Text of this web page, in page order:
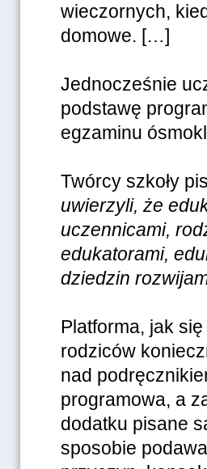
wieczornych,
domowe. […]
Jednocześnie
podstawę
egzaminu
Twórcy szkoły
uwierzyli, że
uczennicami,
edukatorami,
dziedzin
Platforma, jak
rodziców
nad
programowa, a
dodatku pisane
sposobie